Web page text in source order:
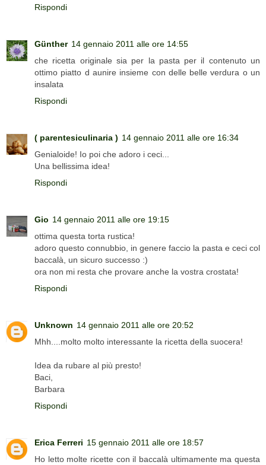
Rispondi
Günther 14 gennaio 2011 alle ore 14:55
che ricetta originale sia per la pasta per il contenuto un
ottimo piatto d aunire insieme con delle belle verdura o un
insalata
Rispondi
( parentesiculinaria ) 14 gennaio 2011 alle ore 16:34
Genialoide! Io poi che adoro i ceci...
Una bellissima idea!
Rispondi
Gio 14 gennaio 2011 alle ore 19:15
ottima questa torta rustica!
adoro questo connubbio, in genere faccio la pasta e ceci col
baccalà, un sicuro successo :)
ora non mi resta che provare anche la vostra crostata!
Rispondi
Unknown 14 gennaio 2011 alle ore 20:52
Mhh....molto molto interessante la ricetta della suocera!
Idea da rubare al più presto!
Baci,
Barbara
Rispondi
Erica Ferreri 15 gennaio 2011 alle ore 18:57
Ho letto molte ricette con il baccalà ultimamente ma questa